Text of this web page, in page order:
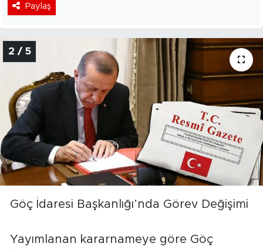
Paylaş
2 / 5
Göç İdaresi Başkanlığı’nda Görev Değişimi
Yayımlanan kararnameye göre Göç